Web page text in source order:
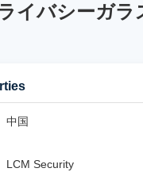
イバシーガラ
中国
LCM Security